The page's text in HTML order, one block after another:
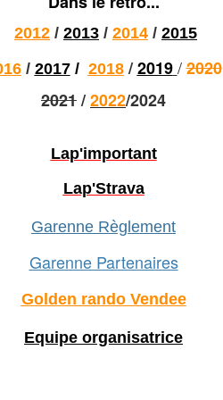
2012 / 2013 / 2014 / 2015
/ 2017/ 2018 / 2019 /2020
2021/2022/2024
Lap'important
Lap'Strava
Garenne Règlement
Garenne Partenaires
Golden rando Vendee
Equipe organisatrice